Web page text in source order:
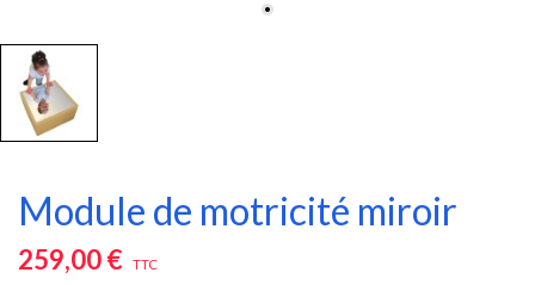
Module de motricité miroir
259,00 € TTC